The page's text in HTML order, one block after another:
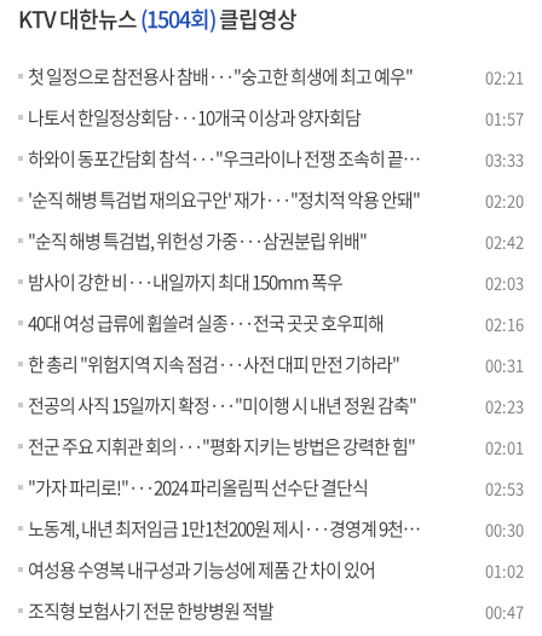
KTV 대한뉴스(1504회)클립영상
첫 일정으로 참전용사 참배···"숭고한 희생에 최고 예우" 02:21
나토서 한일정상회담···10개국 이상과 양자회담 01:57
하와이 동포간담회 참석···"우크라이나 전쟁 조속히 끝내도록 힘 보탤 것" [뉴스의 맥] 03:33
'순직 해병 특검법 재의요구안' 재가···"정치적 악용 안돼" 02:20
"순직 해병 특검법, 위헌성 가중···삼권분립 위배" 02:42
밤사이 강한 비···내일까지 최대 150mm 폭우 02:03
40대 여성 급류에 휩쓸려 실종···전국 곳곳 호우피해 02:16
한 총리 "위험지역 지속 점검···사전 대피 만전 기하라" 00:31
전공의 사직 15일까지 확정···"미이행 시 내년 정원 감축" 02:23
전군 주요 지휘관 회의···"평화 지키는 방법은 강력한 힘" 02:01
"가자 파리로!"···2024 파리올림픽 선수단 결단식 02:53
노동계, 내년 최저임금 1만1천200원 제시···경영계 9천870원 00:30
여성용 수영복 내구성과 기능성에 제품 간 차이 있어 01:02
조직형 보험사기 전문 한방병원 적발 00:47